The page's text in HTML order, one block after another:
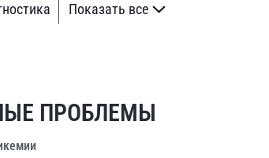
Показать все
ПРОБЛЕМЫ